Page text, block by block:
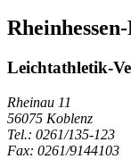
Leichtathletik-
Rheinau 11
56075 Koblenz
Tel.: 0261/135-123
Fax: 0261/9144103